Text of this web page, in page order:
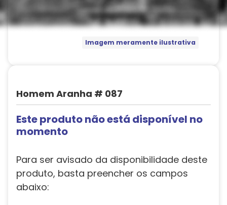
Imagem meramente ilustrativa
Homem Aranha # 087
Este produto não está disponível no
momento
Para ser avisado da disponibilidade deste
produto, basta preencher os campos
abaixo: